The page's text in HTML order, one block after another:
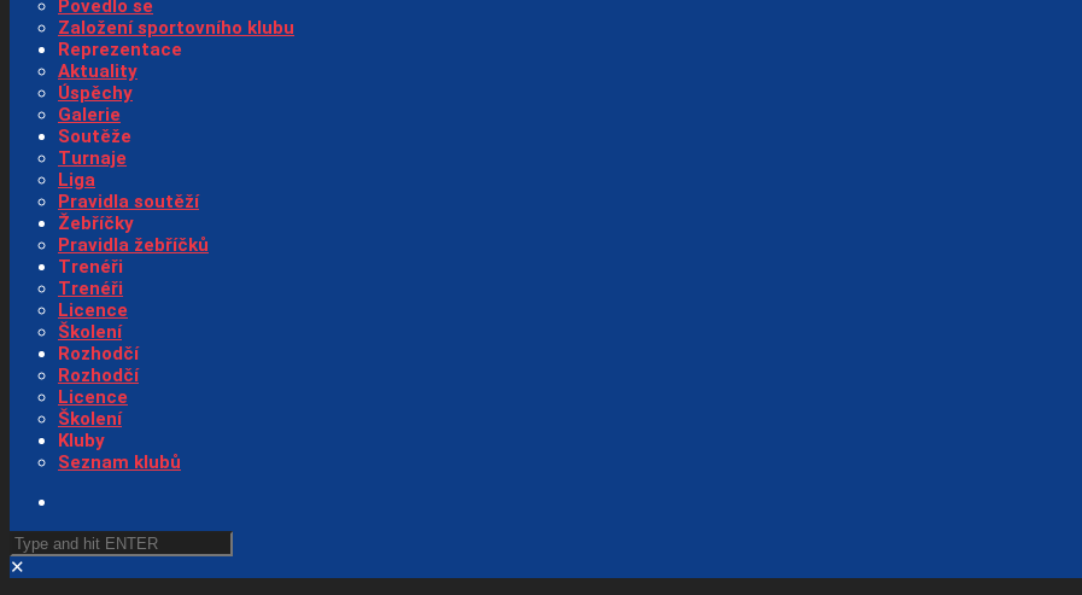
Povedlo se
Založení sportovního klubu
Reprezentace
Aktuality
Úspěchy
Galerie
Soutěže
Turnaje
Liga
Pravidla soutěží
Žebříčky
Pravidla žebříčků
Trenéři
Trenéři
Licence
Školení
Rozhodčí
Rozhodčí
Licence
Školení
Kluby
Seznam klubů
✕